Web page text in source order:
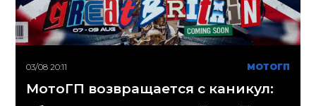
03/08 20:11 МОТОГП
МотоГП возвращается с каникул: